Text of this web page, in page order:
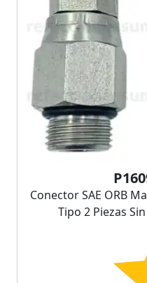
Conector SAE ORB
Tipo 2 Piezas